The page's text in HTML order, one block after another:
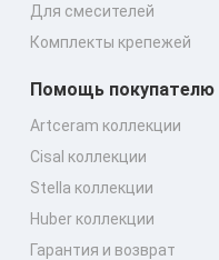
Для смесителей
Комплекты крепежей
Помощь покупателю
Artceram коллекции
Cisal коллекции
Stella коллекции
Huber коллекции
Гарантия и возврат